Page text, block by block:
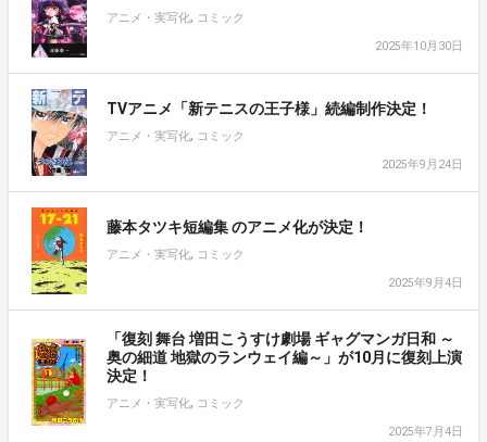
アニメ・実写化, コミック
2025年10月30日
TVアニメ「新テニスの王子様」続編制作決定！
アニメ・実写化, コミック
2025年9月24日
藤本タツキ短編集 のアニメ化が決定！
アニメ・実写化, コミック
2025年9月4日
「復刻 舞台 増田こうすけ劇場 ギャグマンガ日和 ～
奥の細道 地獄のランウェイ編～」が10月に復刻上演
決定！
アニメ・実写化, コミック
2025年7月4日